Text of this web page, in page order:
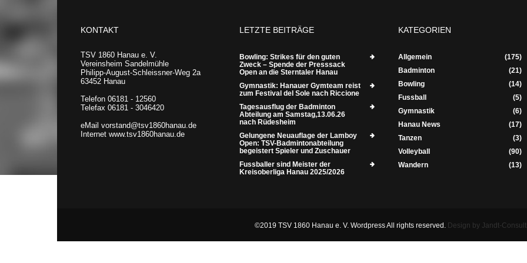
KONTAKT
TSV 1860 Hanau e. V.
Vereinsheim Sandelmühle
Philipp-August-Schleissner-Weg 2a
63452 Hanau
Telefon 06181 - 12560
Telefax 06181 - 3046420
eMail vorstand@tsv1860hanau.de
Internet www.tsv1860hanau.de
LETZTE BEITRÄGE
Bowling: Strikes für den guten
Zweck – Spende der Presssack
Open an die Sterntaler Hanau
Gymnastik: Hanauer Gymteam reist
zum Festival del Sole nach Riccione
Tagesausflug der Badminton
Abteilung am Samstag,13.06.26
nach Rüdesheim
Gelungene Neuauflage der Lamboy
Open: TSV-Badmintonabteilung
begeistert Spieler und Zuschauer
Fussballer sind Meister der
Kreisoberliga Hanau 2025/2026
KATEGORIEN
Allgemein
(175)
Badminton
(21)
Bowling
(14)
Fussball
(5)
Gymnastik
(6)
Hanau News
(17)
Tanzen
(3)
Volleyball
(90)
Wandern
(13)
©2019 TSV 1860 Hanau e. V. Wordpress All rights reserved. Design by Jandt-